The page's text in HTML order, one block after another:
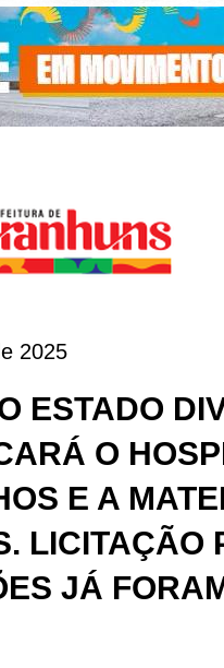
2025
ESTADO
O
E A
LICITAÇÃO
JÁ